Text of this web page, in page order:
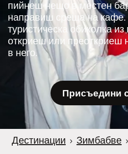
пийнеш нещо в местен
направиш среща на кафе.
туристическа обиколка из
откриеш или преоткриеш
в него.
Присъедини
Дестинации › Зимбабве ›